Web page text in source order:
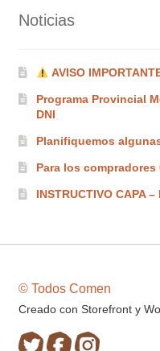
Noticias
AVISO
Programa Provincial
DNI
Planifiquemos
Para los compradores
INSTRUCTIVO CAPA
© Todos Comen
Creado con Storefront y